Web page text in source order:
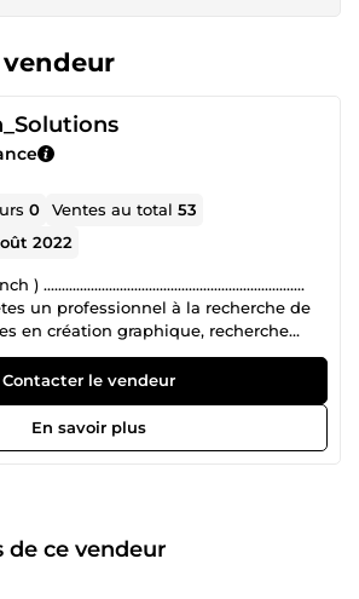
0 Ventes au total53
2022
........................................................................
un professionnel à la recherche de
en création graphique, recherche
et rédaction scientifique ? Vous
pour une collaboration réussie ! ★
dire que vous avez trouvé l'équipe
vos idées en réussites concrètes.
(anciennement appelé
en design visuel, crée des visuels
qui captivent votre audience à
Contacter le vendeur
En savoir plus
de ce vendeur